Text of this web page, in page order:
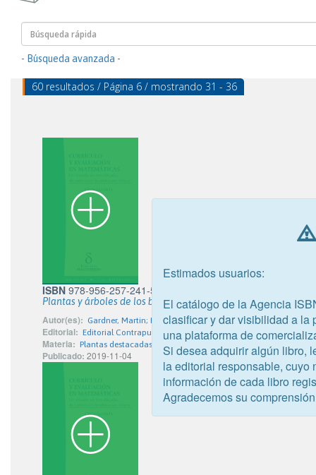
- Búsqueda avanzada -
60 resultados / Página 6 / mostrando 31 - 36
ISBN 978-956-257-241-5
Plantas y árboles de los bosques de Chile
Autor(es): Gardner, Martin; Hechenleitner Vega, Paulina; Hepp Castillo,
Editorial: Editorial Contrapunto Ltda.
Materia: Plantas destacadas por características y flores
Publicado: 2019-11-04
Estimados usuarios:
El catálogo de la Agencia
clasificar y dar visibilidad a la
una plataforma de
Si desea adquirir algún libro,
la editorial responsable, cuyo
información de cada libro
Agradecemos su